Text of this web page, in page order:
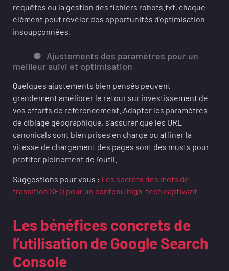
requêtes ou la gestion des fichiers robots.txt, chaque
élément peut révéler des opportunités d’optimisation
insoupçonnées.
Ajustements des paramètres pour un
meilleur suivi et optimisation
Quelques ajustements bien pensés peuvent
grandement améliorer le retour sur investissement de
vos efforts de référencement. Adapter les paramètres
de ciblage géographique, s’assurer que les URL
canonicals sont bien prises en charge ou affiner la
vitesse de chargement des pages sont des musts pour
profiter pleinement de l’outil.
Suggestions pour vous : Les secrets des mots de
transition SEO pour un contenu high-tech captivant
Les bénéfices concrets de
l’utilisation de Google Search
Console